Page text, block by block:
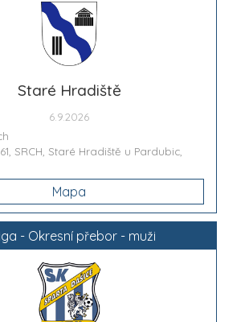
Staré Hradiště
6.9.2026
SRCH, Staré Hradiště u Pardubic,
Mapa
- Okresní přebor - muži